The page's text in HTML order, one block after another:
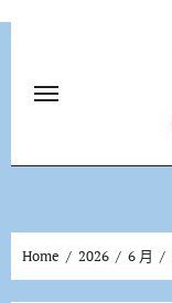
Home 2026 6 月